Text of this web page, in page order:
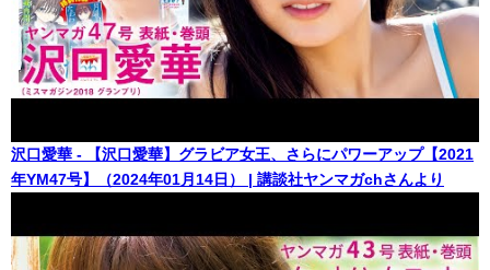
沢口愛華 - 【沢口愛華】グラビア女王、さらにパワーアップ【2021
年YM47号】（2024年01月14日） | 講談社ヤンマガchさんより